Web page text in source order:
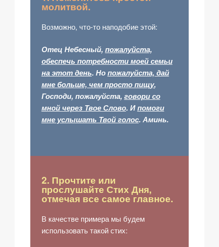
молитвой.
Возможно, что-то наподобие этой:
Отец Небесный, пожалуйста,
обеспечь потребности моей семьи
на этот день. Нопожалуйста, дай
мне больше, чем просто пищу,
Господи, пожалуйста, говори со
мной через Твое Слово. Ипомоги
мне услышать Твой голос. Аминь.
2. Прочтите или
прослушайте Стих Дня,
отмечая все самое главное.
В качестве примера мы будем
использовать такой стих: